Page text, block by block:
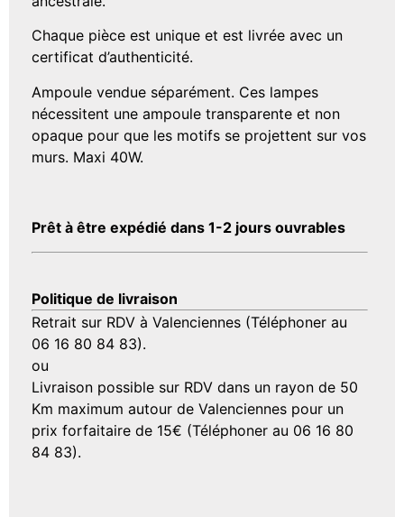
Chaque pièce est unique et est livrée avec un
certificat d’authenticité.
Ampoule vendue séparément. Ces lampes
nécessitent une ampoule transparente et non
opaque pour que les motifs se projettent sur vos
murs. Maxi 40W.
Prêt à être expédié dans 1-2 jours ouvrables
Politique de livraison
Retrait sur RDV à Valenciennes (Téléphoner au
06 16 80 84 83).
ou
Livraison possible sur RDV dans un rayon de 50
Km maximum autour de Valenciennes pour un
prix forfaitaire de 15€ (Téléphoner au 06 16 80
84 83).